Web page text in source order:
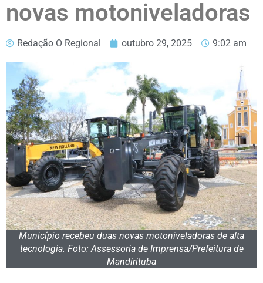
novas motoniveladoras
Redação O Regional outubro 29, 2025 9:02 am
Município recebeu duas novas motoniveladoras de alta
tecnologia. Foto: Assessoria de Imprensa/Prefeitura de
Mandirituba